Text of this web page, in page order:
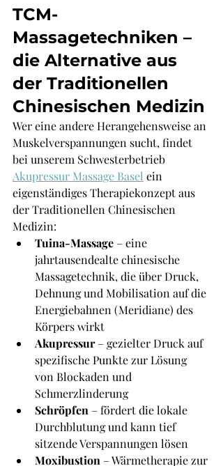
TCM-
Massagetechniken –
die Alternative aus
der Traditionellen
Chinesischen Medizin
Wer eine andere Herangehensweise an
Muskelverspannungen sucht, findet
bei unserem Schwesterbetrieb
Akupressur Massage Basel ein
eigenständiges Therapiekonzept aus
der Traditionellen Chinesischen
Medizin:
Tuina-Massage – eine
jahrtausendealte chinesische
Massagetechnik, die über Druck,
Dehnung und Mobilisation auf die
Energiebahnen (Meridiane) des
Körpers wirkt
Akupressur – gezielter Druck auf
spezifische Punkte zur Lösung
von Blockaden und
Schmerzlinderung
Schröpfen – fördert die lokale
Durchblutung und kann tief
sitzende Verspannungen lösen
Moxibustion – Wärmetherapie zur